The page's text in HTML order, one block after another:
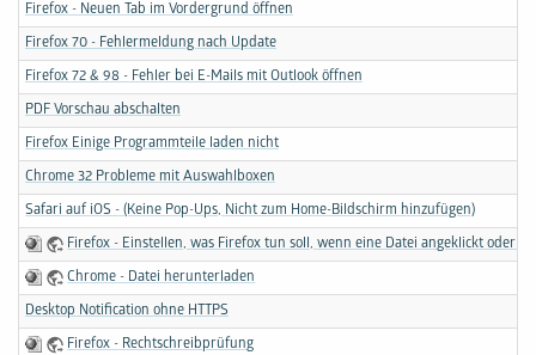
Firefox - Neuen Tab im Vordergrund öffnen
Firefox 70 - Fehlermeldung nach Update
Firefox 72 & 98 - Fehler bei E-Mails mit Outlook öffnen
PDF Vorschau abschalten
Firefox Einige Programmteile laden nicht
Chrome 32 Probleme mit Auswahlboxen
Safari auf iOS - (Keine Pop-Ups, Nicht zum Home-Bildschirm hinzufügen)
Firefox - Einstellen, was Firefox tun soll, wenn eine Datei angeklickt oder
Chrome - Datei herunterladen
Desktop Notification ohne HTTPS
Firefox - Rechtschreibprüfung